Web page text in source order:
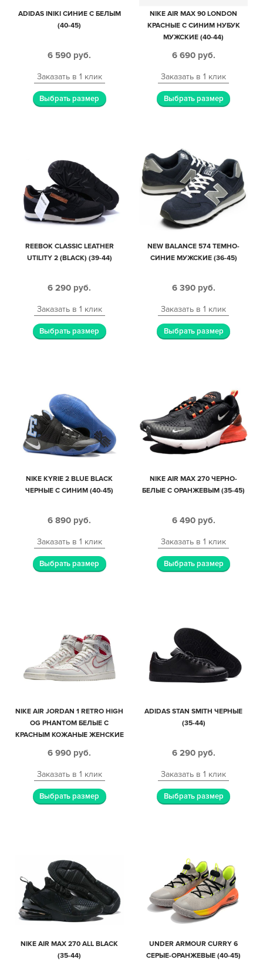
ADIDAS INIKI СИНИЕ С БЕЛЫМ
(40-45)
6 590 руб.
Заказать в 1 клик
Выбрать размер
NIKE AIR MAX 90 LONDON
КРАСНЫЕ С СИНИМ НУБУК
МУЖСКИЕ (40-44)
6 690 руб.
Заказать в 1 клик
Выбрать размер
REEBOK CLASSIC LEATHER
UTILITY 2 (BLACK) (39-44)
6 290 руб.
Заказать в 1 клик
Выбрать размер
NEW BALANCE 574 ТЕМНО-
СИНИЕ МУЖСКИЕ (36-45)
6 390 руб.
Заказать в 1 клик
Выбрать размер
NIKE KYRIE 2 BLUE BLACK
ЧЕРНЫЕ С СИНИМ (40-45)
6 890 руб.
Заказать в 1 клик
Выбрать размер
NIKE AIR MAX 270 ЧЕРНО-
БЕЛЫЕ С ОРАНЖЕВЫМ (35-45)
6 490 руб.
Заказать в 1 клик
Выбрать размер
NIKE AIR JORDAN 1 RETRO HIGH
OG PHANTOM БЕЛЫЕ С
КРАСНЫМ КОЖАНЫЕ ЖЕНСКИЕ
6 990 руб.
Заказать в 1 клик
Выбрать размер
ADIDAS STAN SMITH ЧЕРНЫЕ
(35-44)
6 290 руб.
Заказать в 1 клик
Выбрать размер
NIKE AIR MAX 270 ALL BLACK
(35-44)
UNDER ARMOUR CURRY 6
СЕРЫЕ-ОРАНЖЕВЫЕ (40-45)